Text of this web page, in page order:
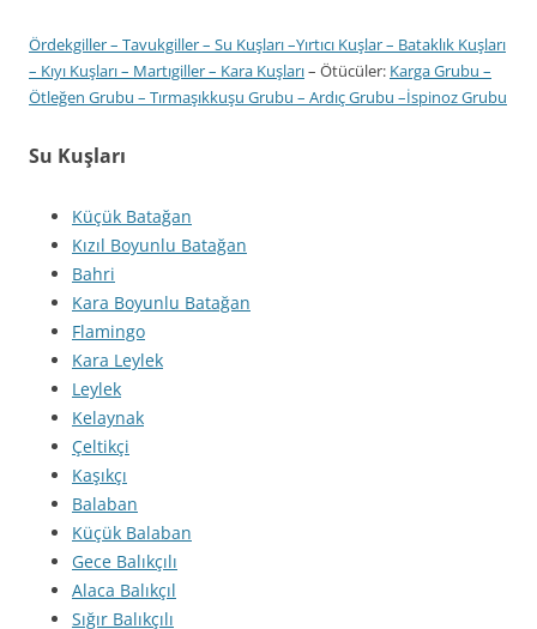
Ördekgiller– Tavukgiller– Su Kuşları–Yırtıcı Kuşlar– Bataklık Kuşları
– Kıyı Kuşları– Martıgiller– Kara Kuşları– Ötücüler: Karga Grubu –
Ötleğen Grubu – Tırmaşıkkuşu Grubu – Ardıç Grubu –İspinoz Grubu
Su Kuşları
Küçük Batağan
Kızıl Boyunlu Batağan
Bahri
Kara Boyunlu Batağan
Flamingo
Kara Leylek
Leylek
Kelaynak
Çeltikçi
Kaşıkçı
Balaban
Küçük Balaban
Gece Balıkçılı
Alaca Balıkçıl
Sığır Balıkçılı